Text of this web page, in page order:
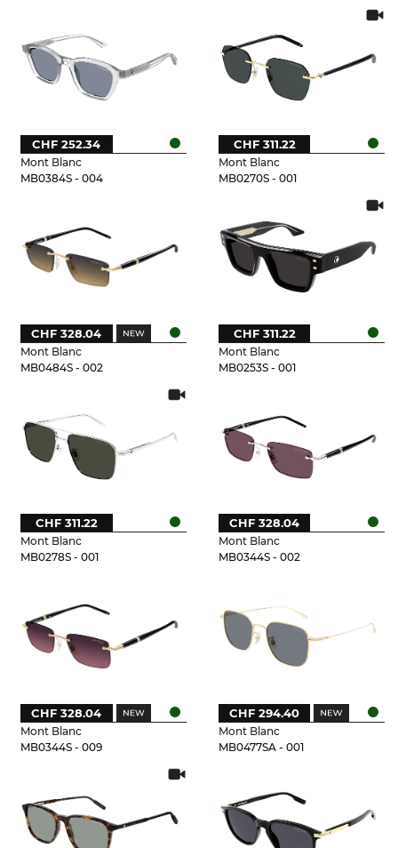
Mont Blanc
MB0384S - 004
CHF 252.34
Mont Blanc
MB0270S - 001
CHF 311.22
Mont Blanc
MB0484S - 002
CHF 328.04
Mont Blanc
MB0253S - 001
CHF 311.22
Mont Blanc
MB0278S - 001
CHF 311.22
Mont Blanc
MB0344S - 002
CHF 328.04
Mont Blanc
MB0344S - 009
CHF 328.04
Mont Blanc
MB0477SA - 001
CHF 294.40